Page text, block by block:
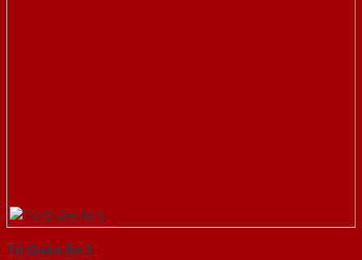
Tủ Quần Áo 5